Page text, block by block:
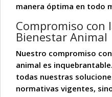
manera óptima en todo
Compromiso con
Bienestar Animal
Nuestro compromiso
animal es
todas nuestras
normativas vigentes,